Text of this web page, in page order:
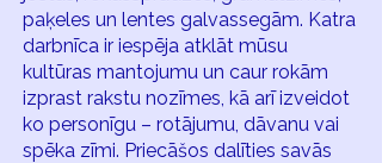
paķeles un lentes galvassegām. Katra
darbnīca ir iespēja atklāt mūsu
kultūras mantojumu un caur rokām
izprast rakstu nozīmes, kā arī izveidot
ko personīgu – rotājumu, dāvanu vai
spēka zīmi. Priecāšos dalīties savās